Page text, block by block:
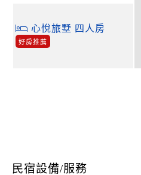
心悅旅墅 四人房
好房推薦
民宿設備/服務